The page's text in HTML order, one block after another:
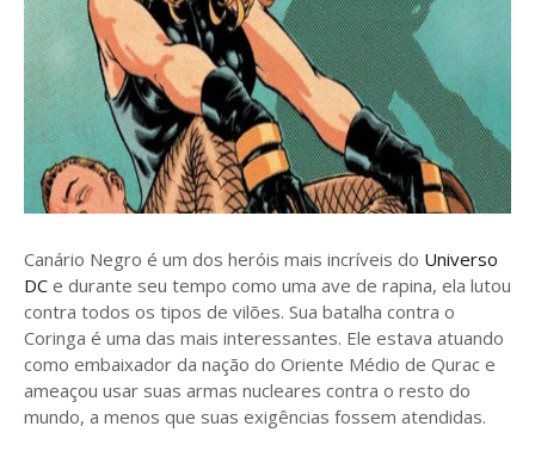
Canário Negro é um dos heróis mais incríveis do Universo
DC e durante seu tempo como uma ave de rapina, ela lutou
contra todos os tipos de vilões. Sua batalha contra o
Coringa é uma das mais interessantes. Ele estava atuando
como embaixador da nação do Oriente Médio de Qurac e
ameaçou usar suas armas nucleares contra o resto do
mundo, a menos que suas exigências fossem atendidas.